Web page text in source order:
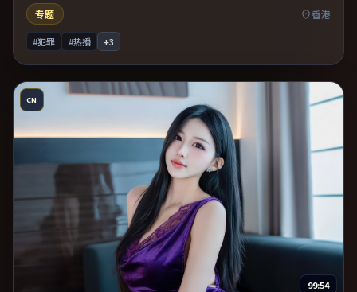
专题
香港
#犯罪 #热播 +3
CN
99:54